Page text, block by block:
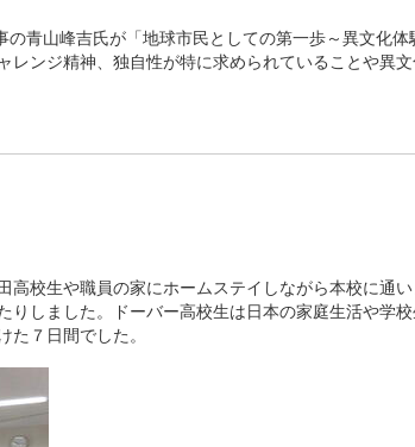
青山峰吉氏が「地球市民としての第一歩～異文化
ンジ精神、独自性が特に求められていることや異
高校生や職員の家にホームステイしながら本校に通
しました。ドーバー高校生は日本の家庭生活や学
７日間でした。